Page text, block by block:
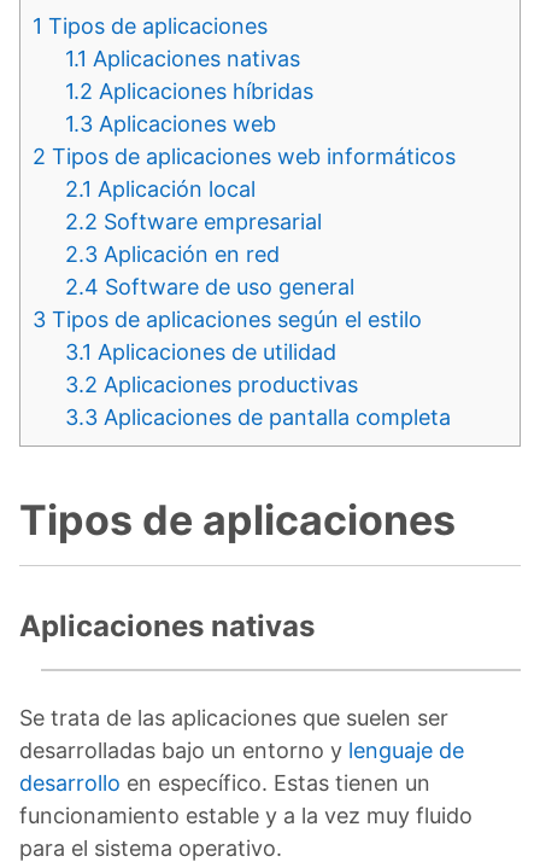
1 Tipos de aplicaciones
1.1 Aplicaciones nativas
1.2 Aplicaciones híbridas
1.3 Aplicaciones web
2 Tipos de aplicaciones web informáticos
2.1 Aplicación local
2.2 Software empresarial
2.3 Aplicación en red
2.4 Software de uso general
3 Tipos de aplicaciones según el estilo
3.1 Aplicaciones de utilidad
3.2 Aplicaciones productivas
3.3 Aplicaciones de pantalla completa
Tipos de aplicaciones
Aplicaciones nativas
Se trata de las aplicaciones que suelen ser
desarrolladas bajo un entorno y lenguaje de
desarrollo en específico. Estas tienen un
funcionamiento estable y a la vez muy fluido
para el sistema operativo.